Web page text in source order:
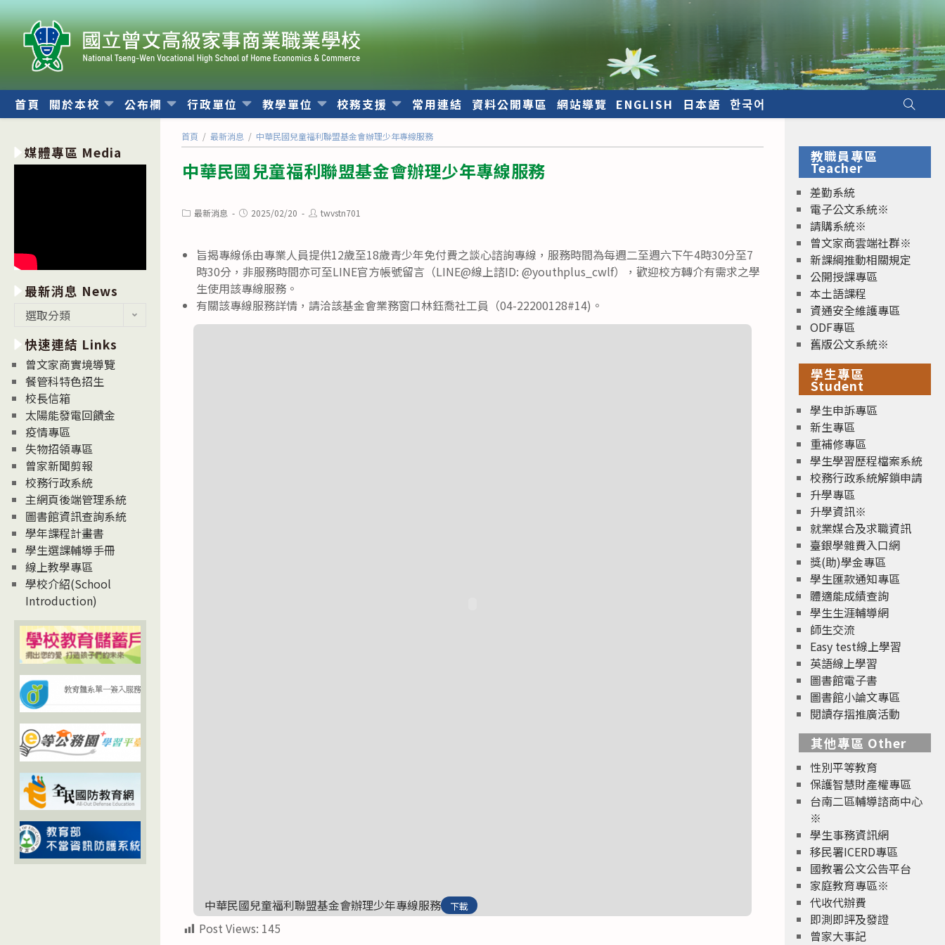
跳
轉
至
內
首頁 關於本校 公布欄 行政單位 教學單位 校務支援 常用連結 資料公開專區 網站導覽 ENGLISH 日本語 한국어
首頁 / 最新消息 / 中華民國兒童福利聯盟基金會辦理少年專線服務
中華民國兒童福利聯盟基金會辦理少年專線服務
Post最新消息
Post2025/02/20
Posttwvstn701
旨揭專線係由專業人員提供12歲至18歲青少年免付費之談心諮詢專線，服務時間為每週二至週六下午4時30分至7
時30分，非服務時間亦可至LINE官方帳號留言（LINE@線上諮ID: @youthplus_cwlf），歡迎校方轉介有需求之學
生使用該專線服務。
有關該專線服務詳情，請洽該基金會業務窗口林鈺喬社工員（04-22200128#14)。
中華民國兒童福利聯盟基金會辦理少年專線服務 下載
Post Views: 145
媒體專區 Media
最新消息 News
消
息
News
選取分類
快速連結 Links
曾文家商實境導覽
餐管科特色招生
校長信箱
太陽能發電回饋金
疫情專區
失物招領專區
曾家新聞剪報
校務行政系統
主網頁後端管理系統
圖書館資訊查詢系統
學年課程計畫書
學生選課輔導手冊
線上教學專區
學校介紹(School
Introduction)
教職員專區
Teacher
差勤系統
電子公文系統※
請購系統※
曾文家商雲端社群※
新課綱推動相關規定
公開授課專區
本土語課程
資通安全維護專區
ODF專區
舊版公文系統※
學生專區
Student
學生申訴專區
新生專區
重補修專區
學生學習歷程檔案系統
校務行政系統解鎖申請
升學專區
升學資訊※
就業媒合及求職資訊
臺銀學雜費入口網
獎(助)學金專區
學生匯款通知專區
體適能成績查詢
學生生涯輔導網
師生交流
Easy test線上學習
英語線上學習
圖書館電子書
圖書館小論文專區
閱讀存摺推廣活動
其他專區 Other
性別平等教育
保護智慧財產權專區
台南二區輔導諮商中心
※
學生事務資訊網
移民署ICERD專區
國教署公文公告平台
家庭教育專區※
代收代辦費
即測即評及發證
曾家大事記